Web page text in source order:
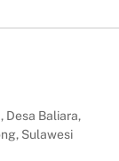
Desa Baliara,
Sulawesi